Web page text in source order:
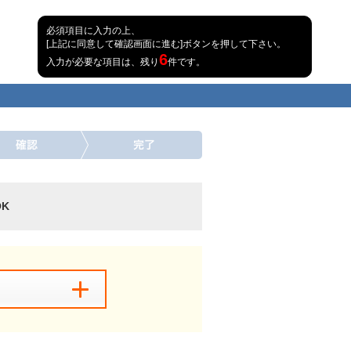
必須項目に入力の上、
[上記に同意して確認画面に進む]ボタンを押して下さい。
入力が必要な項目は、残り 6件です。